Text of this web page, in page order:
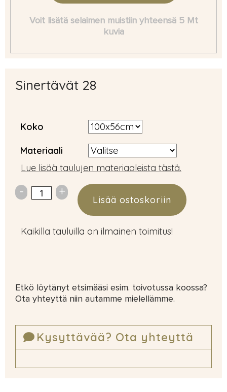
Voit lisätä selaimen muistiin yhteensä 5 Mt
kuvia
Sinertävät 28
Koko
Materiaali
Lue lisää taulujen materiaaleista tästä.
Lisää ostoskoriin
Kaikilla tauluilla on ilmainen toimitus!
Etkö löytänyt etsimääsi esim. toivotussa koossa?
Ota yhteyttä niin autamme mielellämme.
Kysyttävää? Ota yhteyttä